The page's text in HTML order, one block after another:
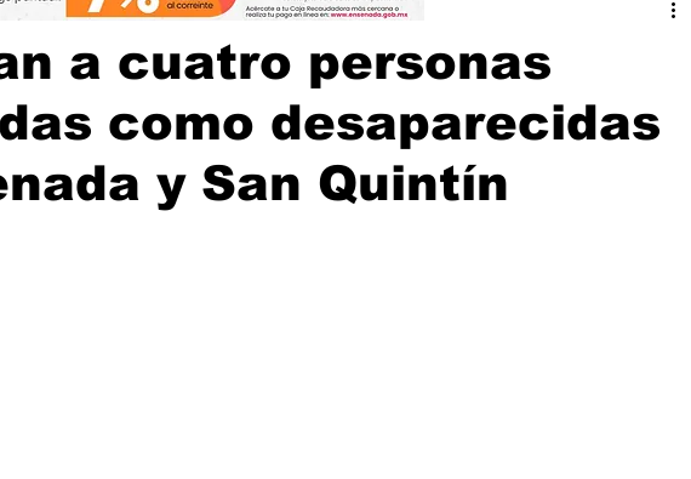
BC Bahía de los Ángeles, BC Columnas Invitadas Indaba Editorial
Baja California Ciencia & Tech Tecate, Baja California
a cuatro personas
como desaparecidas
y San Quintín
4 dic 20251 min de lectura